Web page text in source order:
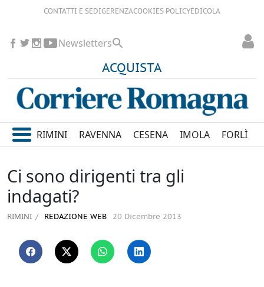
CONTATTI E SEDIGERENZACOOKIES POLICYEDICOLA
ACQUISTA
Newsletters
RIMINI RAVENNA CESENA IMOLA FORLÌ
Ci sono dirigenti tra gli
indagati?
RIMINI REDAZIONE WEB 20 Dicembre 2013